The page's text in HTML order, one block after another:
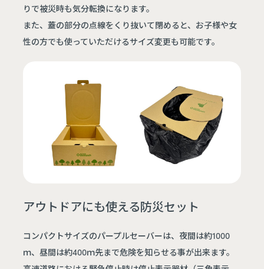
りで被災時も気分転換になります。
また、蓋の部分の点線をくり抜いて閉めると、お子様や女
性の方でも使っていただけるサイズ変更も可能です。
アウトドアにも使える防災セット
コンパクトサイズのパープルセーバーは、夜間は約1000
ｍ、昼間は約400ｍ先まで危険を知らせる事が出来ます。